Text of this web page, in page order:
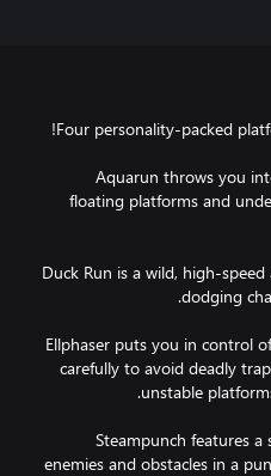
Aquarun throws you
floating platforms and
Duck Run is a wild, high-
Ellphaser puts you in control
carefully to avoid deadly
Steampunch features
enemies and obstacles in a